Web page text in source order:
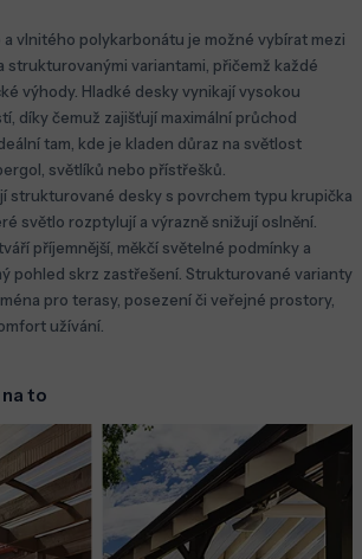
vlnitého polykarbonátu je možné vybírat mezi
strukturovanými variantami, přičemž každé
výhody. Hladké desky vynikají vysokou
díky čemuž zajišťují maximální průchod
tam, kde je kladen důraz na světlost
světlíků nebo přístřešků.
strukturované desky s povrchem typu krupička
světlo rozptylují a výrazně snižují oslnění.
příjemnější, měkčí světelné podmínky a
pohled skrz zastřešení. Strukturované varianty
pro terasy, posezení či veřejné prostory,
užívání.
to